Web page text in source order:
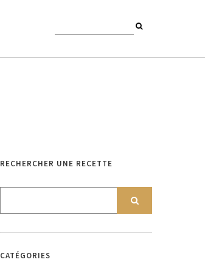
RECHERCHER UNE RECETTE
CATÉGORIES